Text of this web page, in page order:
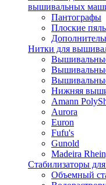
вышивальных
Пантографы
Плоские
Нитки для
Нижняя
Amann
Aurora
Euron
Fufu's
Gunold
Madeira
Стабилизаторы
Объемный